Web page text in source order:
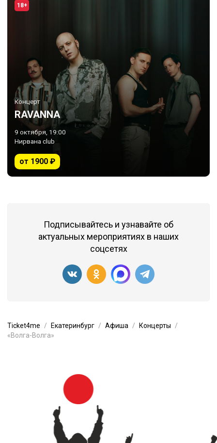
18+
Концерт
RAVANNA
9 октября, 19:00
Нирвана club
от 1900 ₽
Подписывайтесь и узнавайте об
актуальных мероприятиях в наших
соцсетях
Ticket4me Екатеринбург Афиша
Концерты
«Волга-Волга»